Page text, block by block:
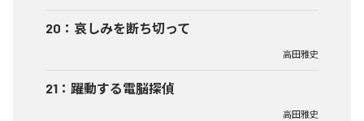
20 ： 哀しみを断ち切って
高田雅史
21 ： 躍動する電脳探偵
高田雅史